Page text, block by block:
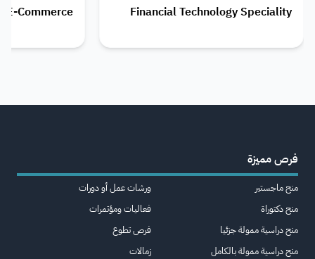
Financial Technology Speciality
E-Commerce
فرص مميزة
منح ماجستير
منح دكتوراة
منح دراسية ممولة جزئيا
منح دراسية ممولة بالكامل
ورشات عمل أو دورات
فعاليات ومؤتمرات
فرص تطوع
زمالات